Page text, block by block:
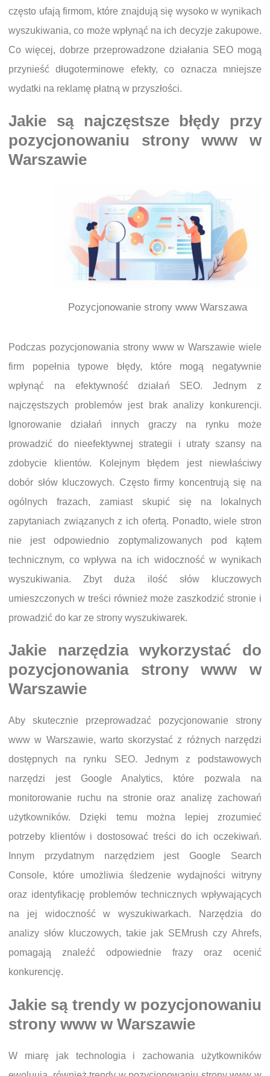
często ufają firmom, które znajdują się wysoko w wynikach
wyszukiwania, co może wpłynąć na ich decyzje zakupowe.
Co więcej, dobrze przeprowadzone działania SEO mogą
przynieść długoterminowe efekty, co oznacza mniejsze
wydatki na reklamę płatną w przyszłości.
Jakie są najczęstsze błędy przy
pozycjonowaniu strony www w
Warszawie
Pozycjonowanie strony www Warszawa
Podczas pozycjonowania strony www w Warszawie wiele
firm popełnia typowe błędy, które mogą negatywnie
wpłynąć na efektywność działań SEO. Jednym z
najczęstszych problemów jest brak analizy konkurencji.
Ignorowanie działań innych graczy na rynku może
prowadzić do nieefektywnej strategii i utraty szansy na
zdobycie klientów. Kolejnym błędem jest niewłaściwy
dobór słów kluczowych. Często firmy koncentrują się na
ogólnych frazach, zamiast skupić się na lokalnych
zapytaniach związanych z ich ofertą. Ponadto, wiele stron
nie jest odpowiednio zoptymalizowanych pod kątem
technicznym, co wpływa na ich widoczność w wynikach
wyszukiwania. Zbyt duża ilość słów kluczowych
umieszczonych w treści również może zaszkodzić stronie i
prowadzić do kar ze strony wyszukiwarek.
Jakie narzędzia wykorzystać do
pozycjonowania strony www w
Warszawie
Aby skutecznie przeprowadzać pozycjonowanie strony
www w Warszawie, warto skorzystać z różnych narzędzi
dostępnych na rynku SEO. Jednym z podstawowych
narzędzi jest Google Analytics, które pozwala na
monitorowanie ruchu na stronie oraz analizę zachowań
użytkowników. Dzięki temu można lepiej zrozumieć
potrzeby klientów i dostosować treści do ich oczekiwań.
Innym przydatnym narzędziem jest Google Search
Console, które umożliwia śledzenie wydajności witryny
oraz identyfikację problemów technicznych wpływających
na jej widoczność w wyszukiwarkach. Narzędzia do
analizy słów kluczowych, takie jak SEMrush czy Ahrefs,
pomagają znaleźć odpowiednie frazy oraz ocenić
konkurencję.
Jakie są trendy w pozycjonowaniu
strony www w Warszawie
W miarę jak technologia i zachowania użytkowników